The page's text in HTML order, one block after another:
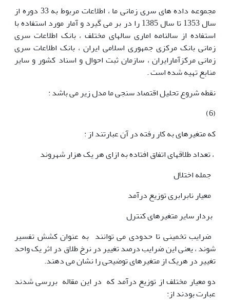
مجموعه داده های سری زمانی ما ، اطلاعات مربوط به 33 دوره از
سال 1353 تا سال 1385 را در بر می گیرد و آمار مورد استفاده با
استفاده از سالنامه اماری سالهای مختلف ، بانک اطلاعات سری
زمانی بانک مرکزی جمهوری اسلامی ایران ، بانک اطلاعات سری
زمانی مرکزآمارایران ، سازمان ثبت احوال و اسناد کشور و سایر
منابع تهیه شده است .
نقطه شروع تحلیل اقتصاد سنجی ما مدل زیر می باشد :
(6)
که متغیرهای به کار رفته در آن عبارتند از :
، تعداد طلاقهای اتفاق افتاده به ازای هر یک هزار شهروند
جمله اختلال
معیار نابرابری توزیع درآمد
بردار سایر متغیرهای کنترل
ضرایب تخمینی تا حدودی می توانند به عنوان کشش تفسیر
شوند ، یعنی این ضرایب درصد تغییر در نرخ طلاق در اثر یک واحد
تغییر در هریک از متغیرهای توضیحی را نشان می دهند.
دو معیار مختلف از توزیع درآمد که در این مقاله بررسی شدند
عبارت بودند از: